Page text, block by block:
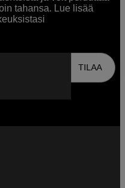
tahansa. Lue lisää
TILAA